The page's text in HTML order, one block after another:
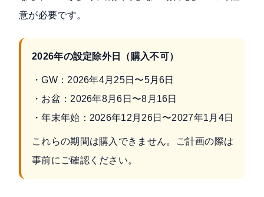
意が必要です。
2026年の設定除外日（購入不可）
・GW：2026年4月25日〜5月6日
・お盆：2026年8月6日〜8月16日
・年末年始：2026年12月26日〜2027年1月4日
これらの期間は購入できません。ご計画の際は
事前にご確認ください。